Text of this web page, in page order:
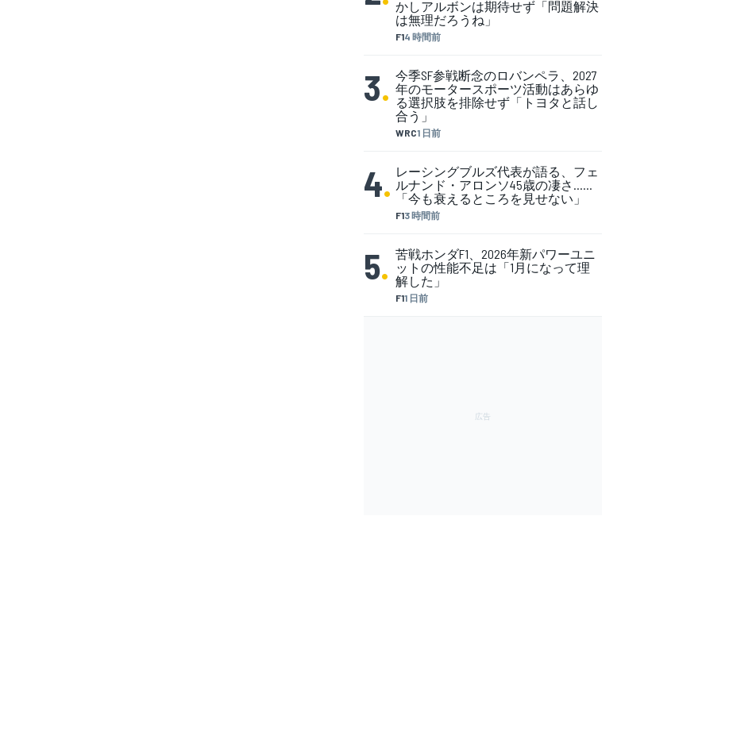
F14 時間前
かしアルボンは期待せず「問題解決
は無理だろうね」
3.
WRC1 日前
今季SF参戦断念のロバンペラ、2027
年のモータースポーツ活動はあらゆ
る選択肢を排除せず「トヨタと話し
合う」
4.
F13 時間前
レーシングブルズ代表が語る、フェ
ルナンド・アロンソ45歳の凄さ……
「今も衰えるところを見せない」
5.
F11 日前
苦戦ホンダF1、2026年新パワーユニ
ットの性能不足は「1月になって理
解した」